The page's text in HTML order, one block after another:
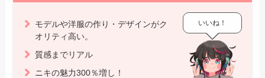
モデルや洋服の作り・デザインがク
オリティ高い。
質感までリアル
ニキの魅力300％増し！
いいね！